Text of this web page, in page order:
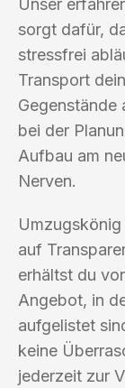
Unser
sorgt dafür,
stressfrei
Transport
Gegenstände
bei der
Aufbau am
Nerven.
auf
erhältst du
Angebot, in
aufgelistet
keine
jederzeit zur